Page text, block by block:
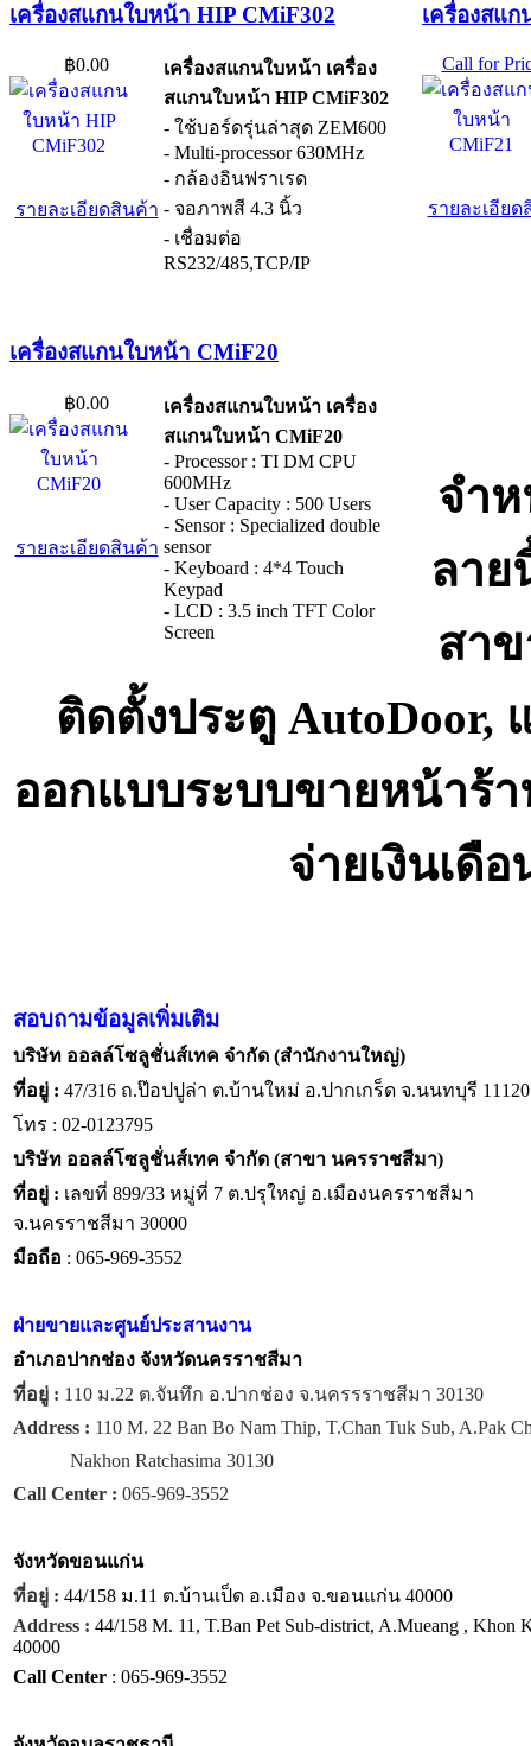
เครื่องสแกนใบหน้า HIP CMiF302
฿0.00
รายละเอียดสินค้า
เครื่องสแกนใบหน้า เครื่อง
สแกนใบหน้า HIP CMiF302
- ใช้บอร์ดรุ่นล่าสุด ZEM600
- Multi-processor 630MHz
- กล้องอินฟราเรด
- จอภาพสี 4.3 นิ้ว
- เชื่อมต่อ
RS232/485,TCP/IP
เครื่องสแ
Call for
รายละเอีย
เครื่องสแกนใบหน้า CMiF20
฿0.00
รายละเอียดสินค้า
เครื่องสแกนใบหน้า เครื่อง
สแกนใบหน้า CMiF20
- Processor : TI DM CPU
600MHz
- User Capacity : 500 Users
- Sensor : Specialized double
sensor
- Keyboard : 4*4 Touch
Keypad
- LCD : 3.5 inch TFT Color
Screen
จำห
ลา
สา
ติดตั้งประตู AutoDoor,
ออกแบบระบบขายหน้าร้า
จ่ายเงินเดื
สอบถามข้อมูลเพิ่มเติม
บริษัท ออลล์โซลูชั่นส์เทค จำกัด (สำนักงานใหญ่)
ที่อยู่ : 47/316 ถ.ป๊อปปูล่า ต.บ้านใหม่ อ.ปากเกร็ด จ.นนทบุรี 11120
โทร : 02-0123795
บริษัท ออลล์โซลูชั่นส์เทค จำกัด (สาขา นครราชสีมา)
ที่อยู่ : เลขที่ 899/33 หมู่ที่ 7 ต.ปรุใหญ่ อ.เมืองนครราชสีมา
จ.นครราชสีมา 30000
มือถือ : 065-969-3552
ฝ่ายขายและศูนย์ประสานงาน
อำเภอปากช่อง จังหวัดนครราชสีมา
ที่อยู่ : 110 ม.22 ต.จันทึก อ.ปากช่อง จ.นครรราชสีมา 30130
Address : 110 M. 22 Ban Bo Nam Thip, T.Chan Tuk Sub, A.Pak
Nakhon Ratchasima 30130
Call Center : 065-969-3552
จังหวัดขอนแก่น
ที่อยู่ : 44/158 ม.11 ต.บ้านเป็ด อ.เมือง จ.ขอนแก่น 40000
Address : 44/158 M. 11, T.Ban Pet Sub-district, A.Mueang , Khon
40000
Call Center : 065-969-3552